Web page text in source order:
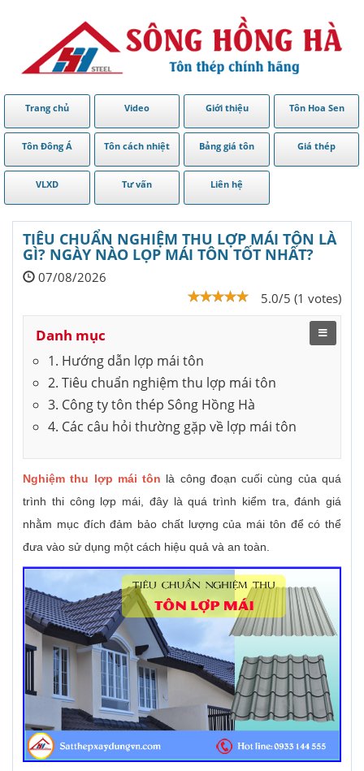
Trang chủ Video Giới thiệu Tôn Hoa Sen
Tôn Đông Á Tôn cách nhiệt Bảng giá tôn Giá thép
VLXD Tư vấn Liên hệ
TIÊU CHUẨN NGHIỆM THU LỢP MÁI TÔN LÀ
GÌ? NGÀY NÀO LỌP MÁI TÔN TỐT NHẤT?
07/08/2026
5.0/5 (1 votes)
Danh mục
1. Hướng dẫn lợp mái tôn
2. Tiêu chuẩn nghiệm thu lợp mái tôn
3. Công ty tôn thép Sông Hồng Hà
4. Các câu hỏi thường gặp về lợp mái tôn
Nghiệm thu lợp mái tôn là công đoạn cuối cùng của quá
trình thi công lợp mái, đây là quá trình kiểm tra, đánh giá
nhằm mục đích đảm bảo chất lượng của mái tôn để có thể
đưa vào sử dụng một cách hiệu quả và an toàn.